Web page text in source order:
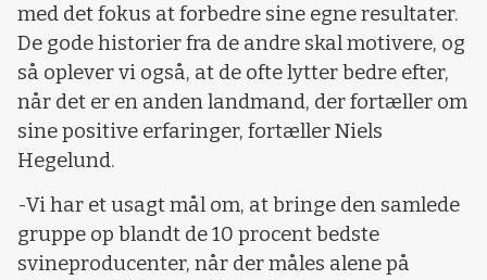
med det fokus at forbedre sine egne resultater.
De gode historier fra de andre skal motivere, og
så oplever vi også, at de ofte lytter bedre efter,
når det er en anden landmand, der fortæller om
sine positive erfaringer, fortæller Niels
Hegelund.
-Vi har et usagt mål om, at bringe den samlede
gruppe op blandt de 10 procent bedste
svineproducenter, når der måles alene på